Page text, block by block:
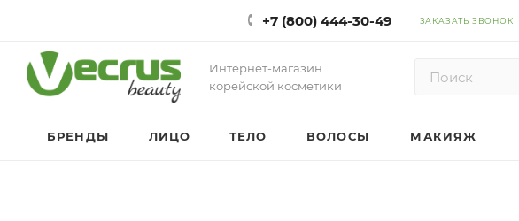
+7 (800) 444-30-49 ЗАКАЗАТЬ ЗВОНОК
Интернет-магазин
корейской косметики
БРЕНДЫ ЛИЦО ТЕЛО ВОЛОСЫ МАКИЯЖ